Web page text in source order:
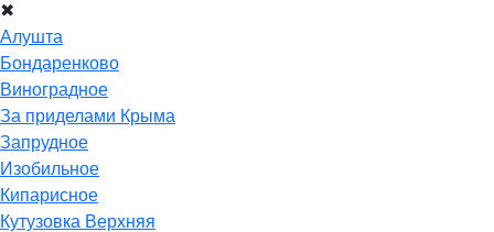
✖
Алушта
Бондаренково
Виноградное
За приделами Крыма
Запрудное
Изобильное
Кипарисное
Кутузовка Верхняя